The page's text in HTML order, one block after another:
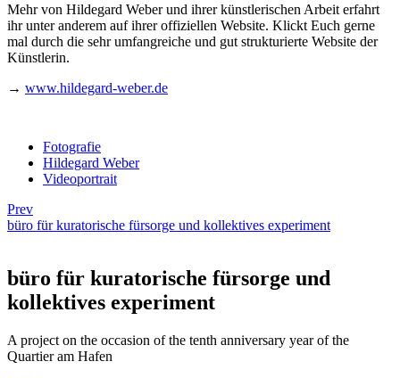
Mehr von Hildegard Weber und ihrer künstlerischen Arbeit erfahrt
ihr unter anderem auf ihrer offiziellen Website. Klickt Euch gerne
mal durch die sehr umfangreiche und gut strukturierte Website der
Künstlerin.
→ www.hildegard-weber.de
Fotografie
Hildegard Weber
Videoportrait
Prev
büro für kuratorische fürsorge und kollektives experiment
büro für kuratorische fürsorge und
kollektives experiment
A project on the occasion of the tenth anniversary year of the
Quartier am Hafen